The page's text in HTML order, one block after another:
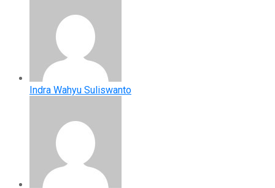
Indra Wahyu Suliswanto